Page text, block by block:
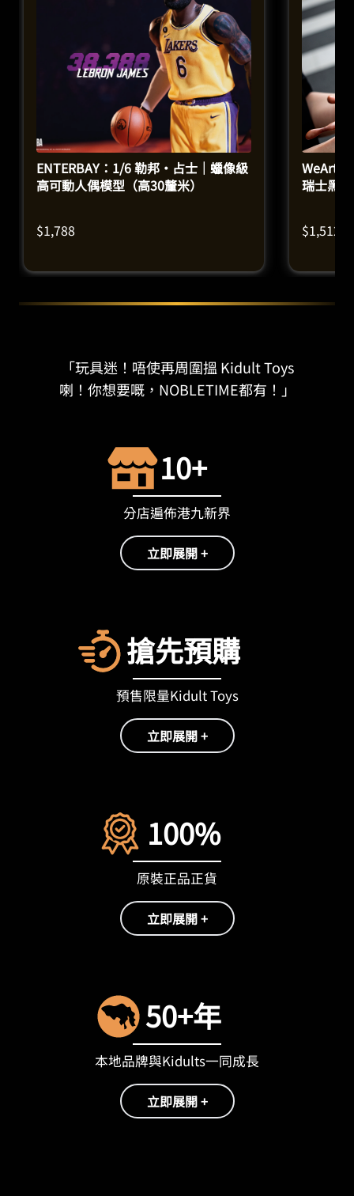
ENTERBAY：1/6 勒邦·占士｜蠟像級
高可動人偶模型（高30釐米）
$1,788
瑞士黑
$1,512
「玩具迷！唔使再周圍搵 Kidult Toys
喇！你想要嘅，NOBLETIME都有！」
10+
分店遍佈港九新界
立即展開 +
搶先預購
預售限量Kidult Toys
立即展開 +
100%
原裝正品正貨
立即展開 +
50+年
本地品牌與Kidults一同成長
立即展開 +